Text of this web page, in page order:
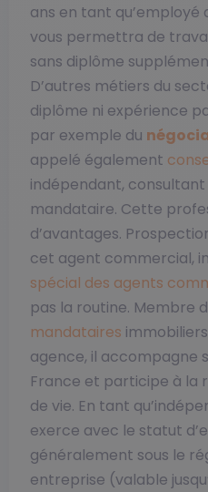
ans en tant qu’employé
vous permettra de
sans diplôme
D’autres métiers du
diplôme ni expérience
par exemple du
appelé également
indépendant,
mandataire. Cette
d’avantages.
cet agent commercial,
spécial des agents
pas la routine. Membre
mandataires
agence, il accompagne
France et participe à la
de vie. En tant
exerce avec le statut
généralement sous le
entreprise (valable